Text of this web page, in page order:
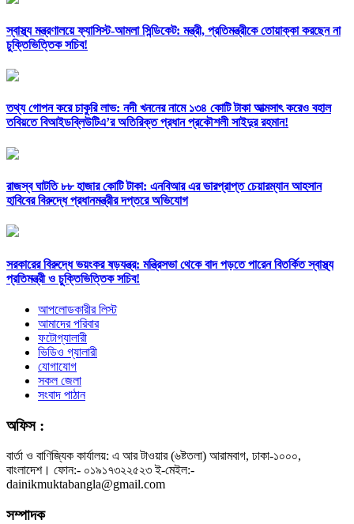
স্বাস্থ্য মন্ত্রণালয়ে ফ্যাসিস্ট-আমলা সিন্ডিকেট: মন্ত্রী, প্রতিমন্ত্রীকে তোয়াক্কা করছেন না
চুক্তিভিত্তিক সচিব!
তথ্য গোপন করে চাকুরি লাভ: নদী খননের নামে ১৩৪ কোটি টাকা আত্মসাৎ করেও বহাল
তবিয়তে বিআইডব্লিউটিএ’র অতিরিক্ত প্রধান প্রকৌশলী সাইদুর রহমান!
রাজস্ব ঘাটতি ৮৮ হাজার কোটি টাকা: এনবিআর এর ভারপ্রাপ্ত চেয়ারম্যান আহসান
হাবিবের বিরুদ্ধে প্রধানমন্ত্রীর দপ্তরে অভিযোগ
সরকারের বিরুদ্ধে ভয়ংকর ষড়যন্ত্র: মন্ত্রিসভা থেকে বাদ পড়তে পারেন বিতর্কিত স্বাস্থ্য
প্রতিমন্ত্রী ও চুক্তিভিত্তিক সচিব!
আপলোডকারীর লিস্ট
আমাদের পরিবার
ফটোগ্যালারী
ভিডিও গ্যালারী
যোগাযোগ
সকল জেলা
সংবাদ পাঠান
অফিস :
বার্তা ও বাণিজ্যিক কার্যালয়: এ আর টাওয়ার (৬ষ্টতলা) আরামবাগ, ঢাকা-১০০০,
বাংলাদেশ। ফোন:- ০১৯১৭৩২২৫২৩ ই-মেইল:-
dainikmuktabangla@gmail.com
সম্পাদক